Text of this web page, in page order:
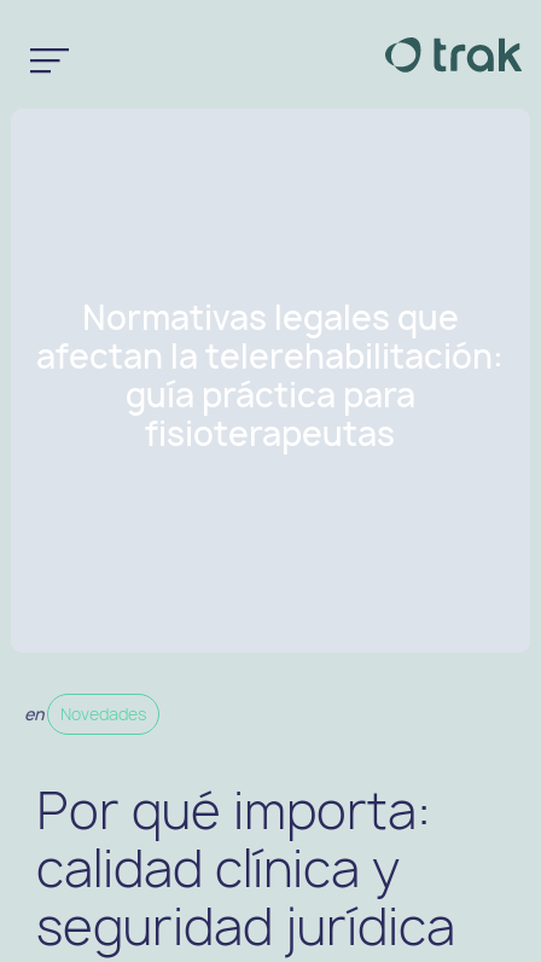
Normativas legales que
afectan la telerehabilitación:
guía práctica para
fisioterapeutas
en Novedades
Por qué importa:
calidad clínica y
seguridad jurídica